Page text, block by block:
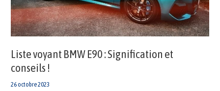
Liste voyant BMW E90 : Signification et
conseils !
26 octobre 2023